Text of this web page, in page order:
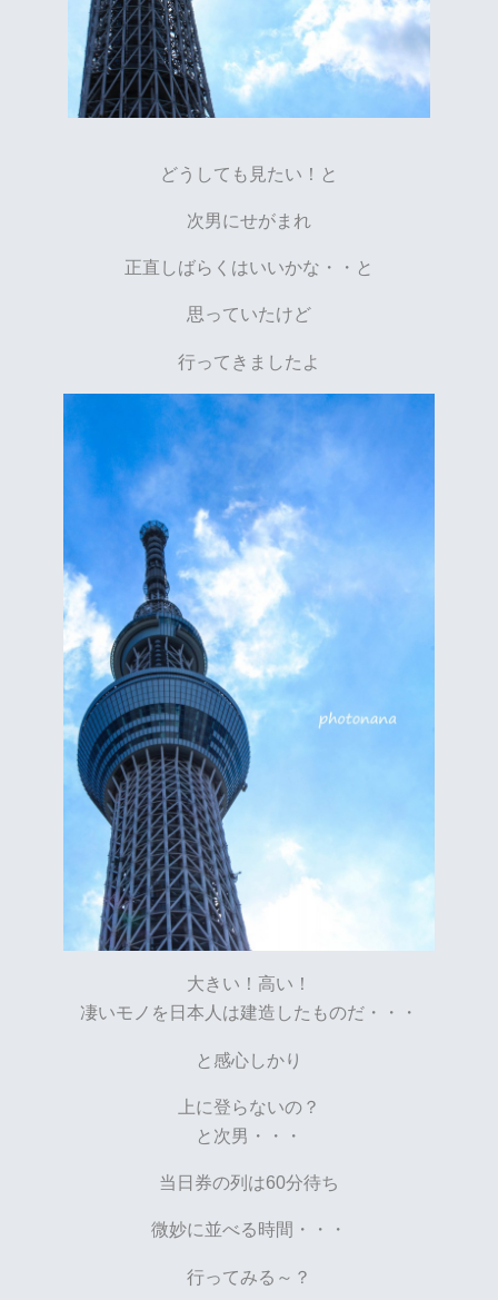
どうしても見たい！と
次男にせがまれ
正直しばらくはいいかな・・と
思っていたけど
行ってきましたよ
大きい！高い！
凄いモノを日本人は建造したものだ・・・
と感心しかり
上に登らないの？
と次男・・・
当日券の列は60分待ち
微妙に並べる時間・・・
行ってみる～？